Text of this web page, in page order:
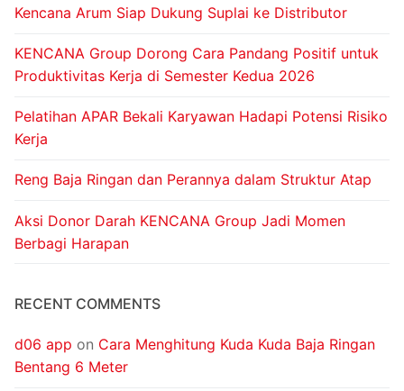
Kencana Arum Siap Dukung Suplai ke Distributor
KENCANA Group Dorong Cara Pandang Positif untuk
Produktivitas Kerja di Semester Kedua 2026
Pelatihan APAR Bekali Karyawan Hadapi Potensi Risiko
Kerja
Reng Baja Ringan dan Perannya dalam Struktur Atap
Aksi Donor Darah KENCANA Group Jadi Momen
Berbagi Harapan
RECENT COMMENTS
d06 app on Cara Menghitung Kuda Kuda Baja Ringan
Bentang 6 Meter